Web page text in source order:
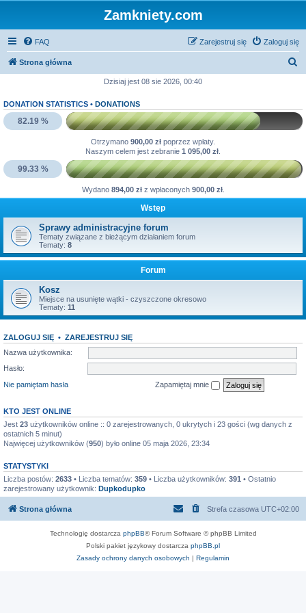
Zamkniety.com
FAQ Zaloguj się
Zarejestruj się
Strona główna
k
a
Dzisiaj jest 08 sie 2026, 00:40
DONATION STATISTICS • DONATIONS
82.19 %
Otrzymano 900,00 zł poprzez wpłaty.
Naszym celem jest zebranie 1 095,00 zł
99.33 %
Wydano 894,00 złz wpłaconych 900,00 zł.
Wstęp
Sprawy administracyjne forum
Tematy związane z bieżącym działaniem forum
Tematy: 8
Forum
Kosz
Miejsce na usunięte wątki - czyszczone okresowo
Tematy: 11
ZALOGUJ SIĘ • ZAREJESTRUJ SIĘ
Nazwa użytkownika:
Hasło:
Nie pamiętam hasła
Zapamiętaj mnie
KTO JEST ONLINE
Jest 23 użytkowników online :: 0 zarejestrowanych, 0 ukrytych i 23 gości (wg danych z
ostatnich 5 minut)
Najwięcej użytkowników (950) było online 05 maja 2026, 23:34
STATYSTYKI
Liczba postów: 2633 • Liczba tematów: 359 • Liczba użytkowników: 391 • Ostatnio
zarejestrowany użytkownik: Dupkodupko
Strona główna Strefa czasowa UTC+02:00
Technologię dostarcza phpBB® Forum Software © phpBB Limited
Polski pakiet językowy dostarcza phpBB.pl
Zasady ochrony danych osobowych | Regulamin